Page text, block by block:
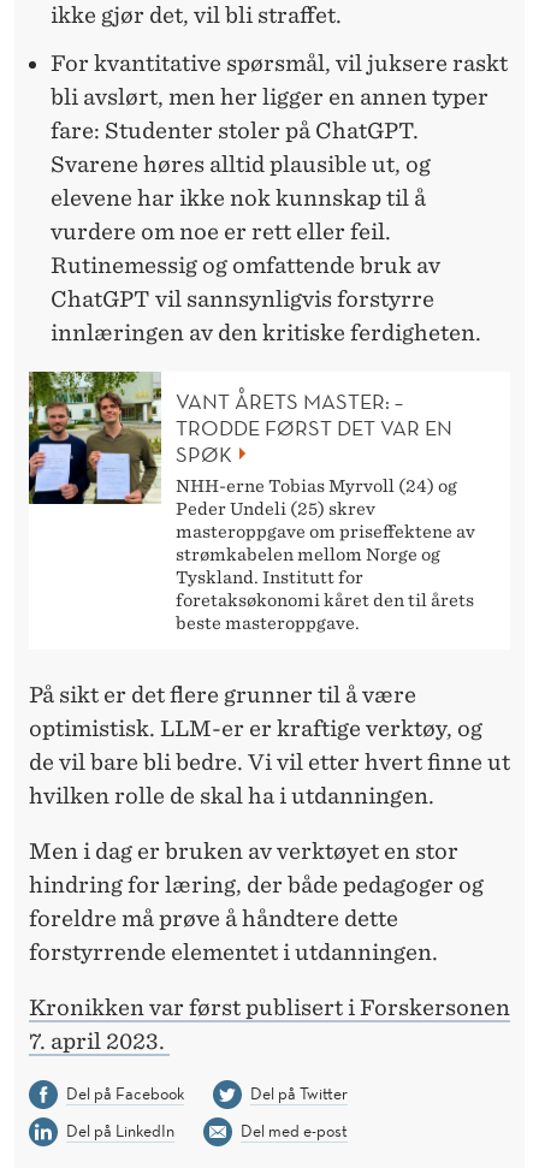
ikke gjør det, vil bli straffet.
For kvantitative spørsmål, vil juksere raskt
bli avslørt, men her ligger en annen typer
fare: Studenter stoler på ChatGPT.
Svarene høres alltid plausible ut, og
elevene har ikke nok kunnskap til å
vurdere om noe er rett eller feil.
Rutinemessig og omfattende bruk av
ChatGPT vil sannsynligvis forstyrre
innlæringen av den kritiske ferdigheten.
VANT ÅRETS MASTER: –
TRODDE FØRST DET VAR EN
SPØK
NHH-erne Tobias Myrvoll (24) og
Peder Undeli (25) skrev
masteroppgave om priseffektene av
strømkabelen mellom Norge og
Tyskland. Institutt for
foretaksøkonomi kåret den til årets
beste masteroppgave.
På sikt er det flere grunner til å være
optimistisk. LLM-er er kraftige verktøy, og
de vil bare bli bedre. Vi vil etter hvert finne ut
hvilken rolle de skal ha i utdanningen.
Men i dag er bruken av verktøyet en stor
hindring for læring, der både pedagoger og
foreldre må prøve å håndtere dette
forstyrrende elementet i utdanningen.
Kronikken var først publisert i Forskersonen
7. april 2023.
Del på Facebook
Del på Twitter
Del på LinkedIn
Del med e-post